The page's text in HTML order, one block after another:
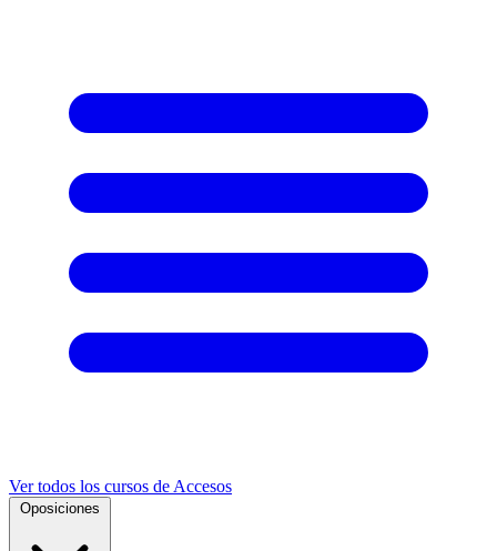
Ver todos los cursos de Accesos
Oposiciones